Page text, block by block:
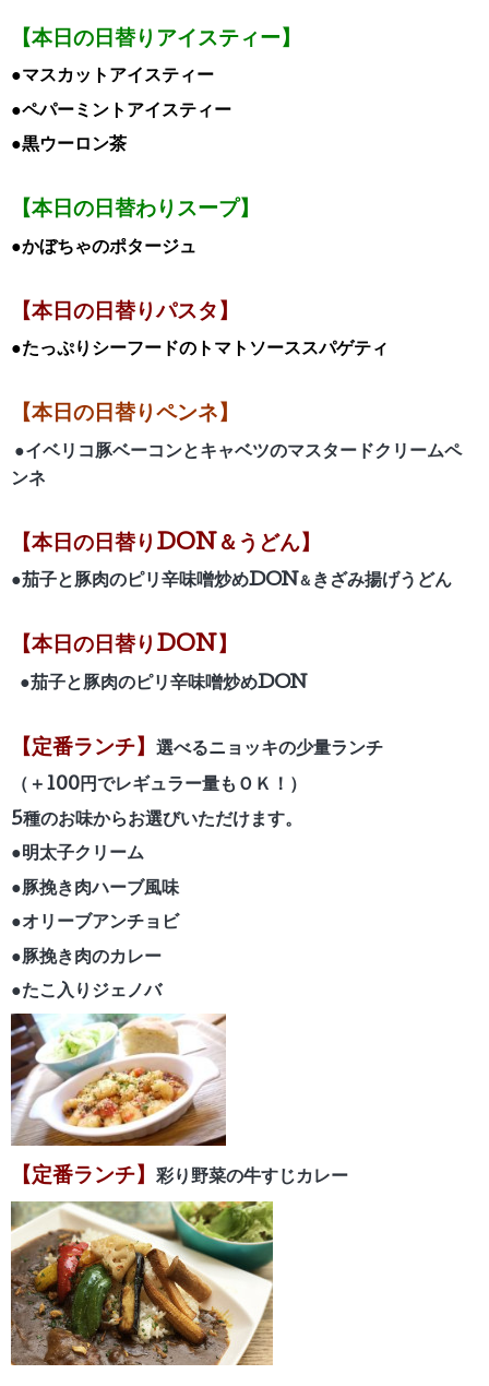
【本日の日替りアイスティー】
●マスカットアイスティー
●ペパーミントアイスティー
●黒ウーロン茶
【本日の日替わりスープ】
●かぼちゃのポタージュ
【本日の日替りパスタ】
●たっぷりシーフードのトマトソーススパゲティ
【本日の日替りペンネ】
●イベリコ豚ベーコンとキャベツのマスタードクリームペ
ンネ
【本日の日替りDON＆うどん】
●茄子と豚肉のピリ辛味噌炒めDON ＆ きざみ揚げうどん
【本日の日替りDON】
●茄子と豚肉のピリ辛味噌炒めDON
【定番ランチ】 選べるニョッキの少量ランチ
（＋100円でレギュラー量もＯＫ！）
5種のお味からお選びいただけます。
●明太子クリーム
●豚挽き肉ハーブ風味
●オリーブアンチョビ
●豚挽き肉のカレー
●たこ入りジェノバ
【定番ランチ】 彩り野菜の牛すじカレー